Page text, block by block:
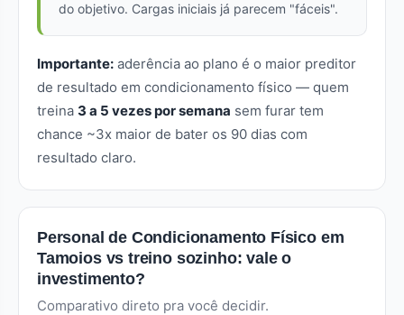
do objetivo. Cargas iniciais já parecem "fáceis".
Importante: aderência ao plano é o maior preditor
de resultado em condicionamento físico — quem
treina 3 a 5 vezes por semana sem furar tem
chance ~3x maior de bater os 90 dias com
resultado claro.
Personal de Condicionamento Físico em
Tamoios vs treino sozinho: vale o
investimento?
Comparativo direto pra você decidir.